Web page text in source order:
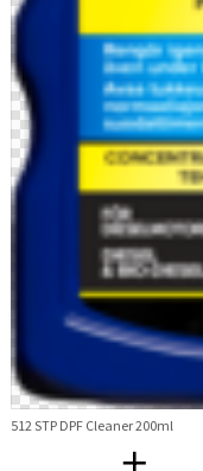
512 STP DPF Cleaner 200ml